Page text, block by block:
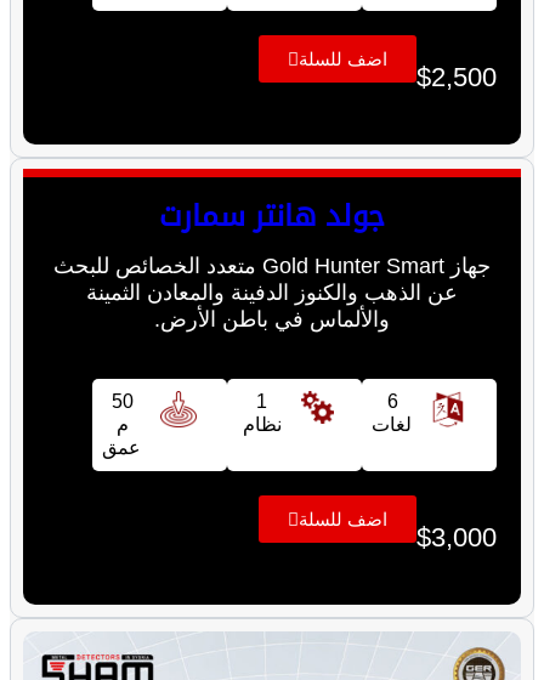
$2,500
اضف للسلة
جولد هانتر سمارت
جهاز Gold Hunter Smart متعدد الخصائص للبحث
عن الذهب والكنوز الدفينة والمعادن الثمينة
والألماس في باطن الأرض.
6
لغات
1
نظام
50
م
عمق
$3,000
اضف للسلة